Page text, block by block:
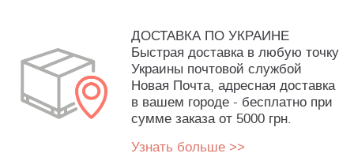
ДОСТАВКА ПО УКРАИНЕ
Быстрая доставка в любую точку
Украины почтовой службой
Новая Почта, адресная доставка
в вашем городе - бесплатно при
сумме заказа от 5000 грн.
Узнать больше >>